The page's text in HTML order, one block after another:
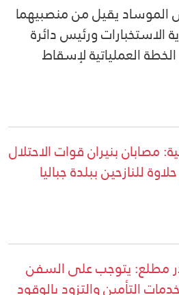
رئيس الموساد يقيل من منصبيهما
الاستخبارات ورئيس دائرة
العملياتية لإسقاط
مصابان بنيران قوات الاحتلال
للنازحين ببلدة جباليا
مطلع: يتوجب على السفن
التأمين والتزود بالوقود